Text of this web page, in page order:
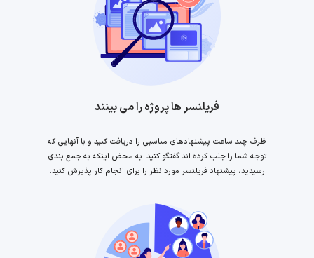
فریلنسر ها پروژه را می بینند
ظرف چند ساعت پیشنهادهای مناسبی را دریافت کنید و با آنهایی که
توجه شما را جلب کرده اند گفتگو کنید. به محض اینکه به جمع بندی
رسیدید، پیشنهاد فریلنسر مورد نظر را برای انجام کار پذیرش کنید.